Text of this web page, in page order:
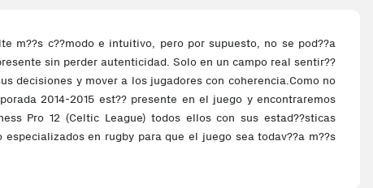
m??s c??modo e intuitivo, pero por supuesto, no se pod??a
sin perder autenticidad. Solo en un campo real sentir??
decisiones y mover a los jugadores con coherencia.Como no
2014-2015 est?? presente en el juego y encontraremos
Pro 12 (Celtic League) todos ellos con sus estad??sticas
en rugby para que el juego sea todav??a m??s